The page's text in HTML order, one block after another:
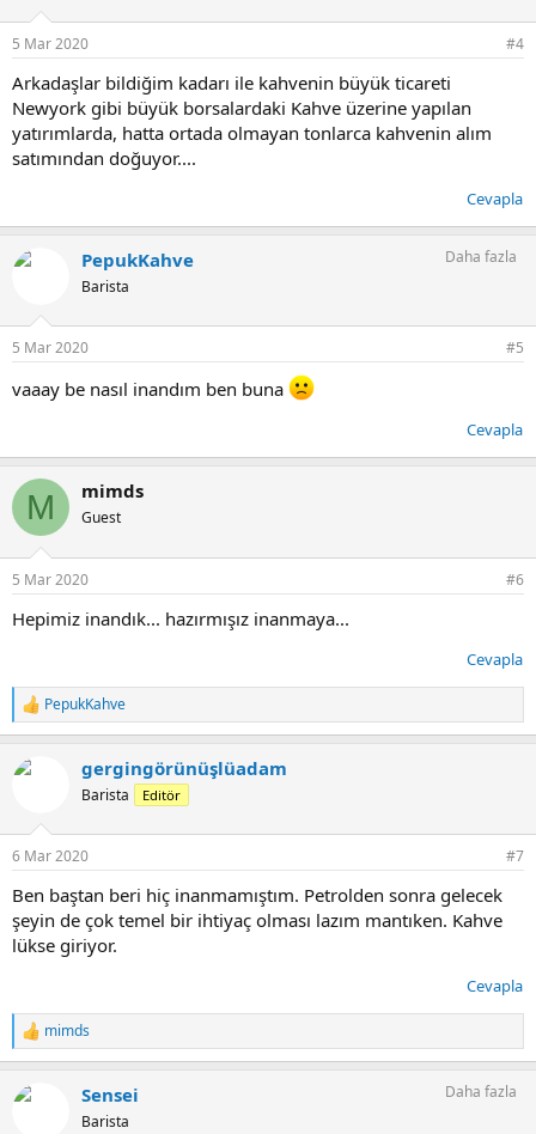
5 Mar 2020 #4
Arkadaşlar bildiğim kadarı ile kahvenin büyük ticareti
Newyork gibi büyük borsalardaki Kahve üzerine yapılan
yatırımlarda, hatta ortada olmayan tonlarca kahvenin alım
satımından doğuyor....
Cevapla
PepukKahve
Barista
Daha fazla
5 Mar 2020 #5
vaaay be nasıl inandım ben buna
Cevapla
M mimds
Guest
5 Mar 2020 #6
Hepimiz inandık... hazırmışız inanmaya...
Cevapla
T
e
k
PepukKahve
gergingörünüşlüadam
Barista Editör
6 Mar 2020 #7
Ben baştan beri hiç inanmamıştım. Petrolden sonra gelecek
şeyin de çok temel bir ihtiyaç olması lazım mantıken. Kahve
lükse giriyor.
Cevapla
T
e
k
mimds
Sensei
Barista
Daha fazla